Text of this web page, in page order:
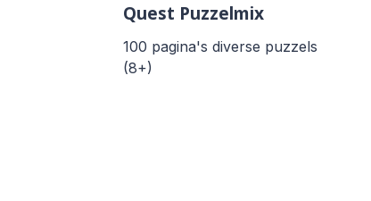
Quest Puzzelmix
100 pagina's diverse puzzels
(8+)